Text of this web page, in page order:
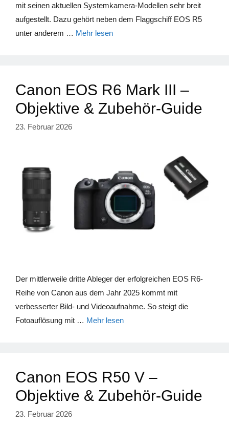
mit seinen aktuellen Systemkamera-Modellen sehr breit
aufgestellt. Dazu gehört neben dem Flaggschiff EOS R5
unter anderem … Mehr lesen
Canon EOS R6 Mark III –
Objektive & Zubehör-Guide
23. Februar 2026
Der mittlerweile dritte Ableger der erfolgreichen EOS R6-
Reihe von Canon aus dem Jahr 2025 kommt mit
verbesserter Bild- und Videoaufnahme. So steigt die
Fotoauflösung mit … Mehr lesen
Canon EOS R50 V –
Objektive & Zubehör-Guide
23. Februar 2026